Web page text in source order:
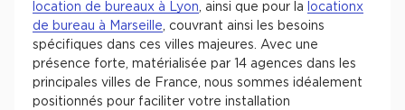
location de bureaux à Lyon, ainsi que pour la
locationx
de bureau à Marseille, couvrant ainsi les besoins
spécifiques dans ces villes majeures. Avec une
présence forte, matérialisée par 14 agences dans les
principales villes de France, nous sommes idéalement
positionnés pour faciliter votre installation